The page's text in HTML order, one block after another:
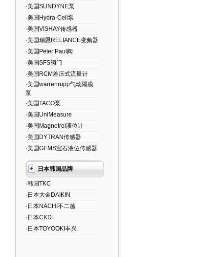
·美国SUNDYNE泵
·美国Hydra-Cell泵
·美国VISHAY传感器
·美国瑞恩RELIANCE变频器
·美国Peter Paul阀
·美国SFS阀门
·美国RCM差压式流量计
·美国warrenrupp气动隔膜
泵
·美国TACO泵
·美国UniMeasure
·美国Magnetrol液位计
·美国DYTRAN传感器
·美国GEMS宝石液位传感器
日本韩国品牌
·韩国TKC
·日本大金DAIKIN
·日本NACHI不二越
·日本CKD
·日本TOYOOKI丰兴